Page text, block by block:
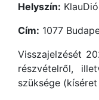
Helyszín:
Cím: 1077
Visszajelzését
részvételről,
szüksége